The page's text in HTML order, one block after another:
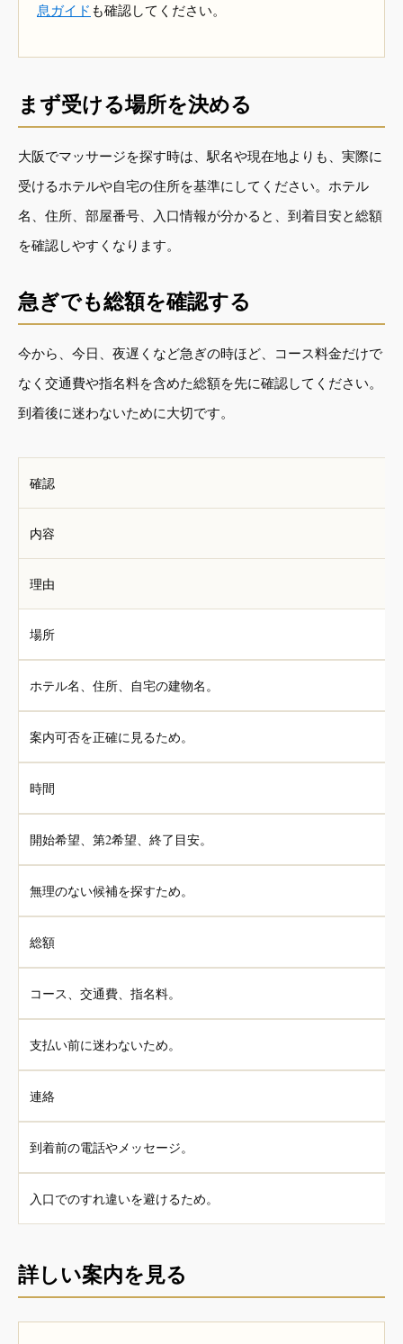
息ガイド も確認してください。
まず受ける場所を決める
大阪でマッサージを探す時は、駅名や現在地よりも、実際に
受けるホテルや自宅の住所を基準にしてください。ホテル
名、住所、部屋番号、入口情報が分かると、到着目安と総額
を確認しやすくなります。
急ぎでも総額を確認する
今から、今日、夜遅くなど急ぎの時ほど、コース料金だけで
なく交通費や指名料を含めた総額を先に確認してください。
到着後に迷わないために大切です。
確認
内容
理由
場所
ホテル名、住所、自宅の建物名。
案内可否を正確に見るため。
時間
開始希望、第2希望、終了目安。
無理のない候補を探すため。
総額
コース、交通費、指名料。
支払い前に迷わないため。
連絡
到着前の電話やメッセージ。
入口でのすれ違いを避けるため。
詳しい案内を見る